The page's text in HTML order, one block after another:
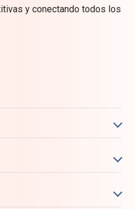
y conectando todos los